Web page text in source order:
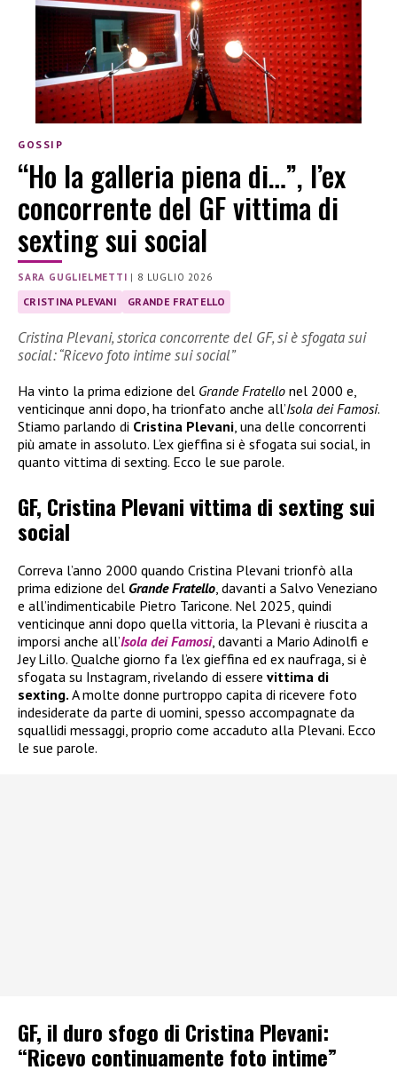
GOSSIP
“Ho la galleria piena di…”, l’ex
concorrente del GF vittima di
sexting sui social
SARA GUGLIELMETTI | 8 LUGLIO 2026
CRISTINA PLEVANI GRANDE FRATELLO
Cristina Plevani, storica concorrente del GF, si è sfogata sui
social: “Ricevo foto intime sui social”
Ha vinto la prima edizione del Grande Fratello nel 2000 e,
venticinque anni dopo, ha trionfato anche all’Isola dei Famosi.
Stiamo parlando di Cristina Plevani , una delle concorrenti
più amate in assoluto. L’ex gieffina si è sfogata sui social, in
quanto vittima di sexting. Ecco le sue parole.
GF, Cristina Plevani vittima di sexting sui
social
Correva l’anno 2000 quando Cristina Plevani trionfò alla
prima edizione del Grande Fratello , davanti a Salvo Veneziano
e all’indimenticabile Pietro Taricone. Nel 2025, quindi
venticinque anni dopo quella vittoria, la Plevani è riuscita a
imporsi anche all’Isola dei Famosi, davanti a Mario Adinolfi e
Jey Lillo. Qualche giorno fa l’ex gieffina ed ex naufraga, si è
sfogata su Instagram, rivelando di essere vittima di
sexting. A molte donne purtroppo capita di ricevere foto
indesiderate da parte di uomini, spesso accompagnate da
squallidi messaggi, proprio come accaduto alla Plevani. Ecco
le sue parole.
GF, il duro sfogo di Cristina Plevani:
“Ricevo continuamente foto intime”